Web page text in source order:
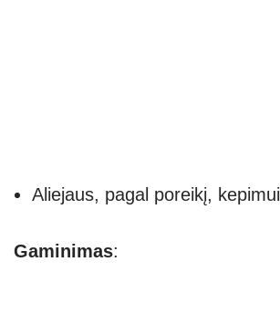
Aliejaus, pagal poreikį, kepimui
Gaminimas: